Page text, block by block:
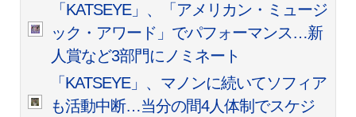
「KATSEYE」、「アメリカン・ミュージ
ック・アワード」でパフォーマンス…新
人賞など3部門にノミネート
「KATSEYE」、マノンに続いてソフィア
も活動中断…当分の間4人体制でスケジ